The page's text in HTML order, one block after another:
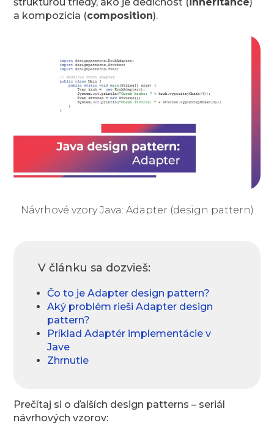
a kompozícia (composition).
Návrhové vzory Java: Adapter (design pattern)
V článku sa dozvieš:
Čo to je Adapter design pattern?
Aký problém rieši Adapter design
pattern?
Príklad Adaptér implementácie v
Jave
Zhrnutie
Prečítaj si o ďalších design patterns – seriál
návrhových vzorov: